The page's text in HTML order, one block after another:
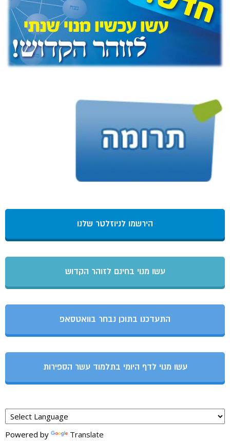
הירשמו לניוזלטר שלנו
עשו מנוי בחינם לזוהר הקדוש
התעדכנו בתוכן נבחר בוואטסאפ
עשו מנוי לדף היומי בתלמוד עשר הספירות
Powered by Translate